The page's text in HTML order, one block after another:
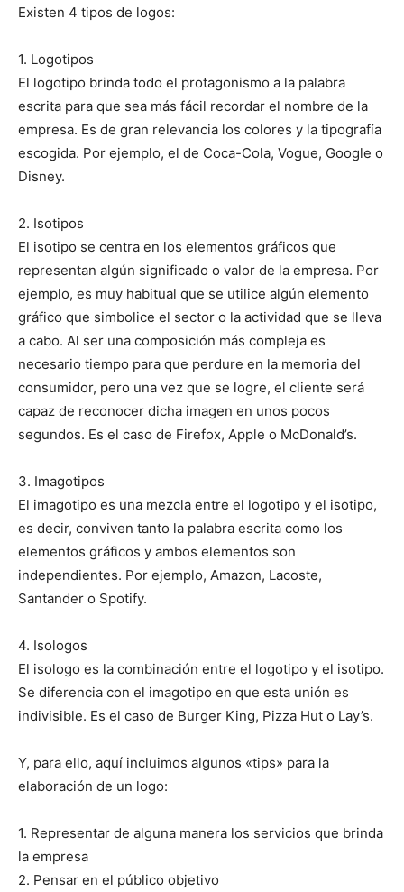
Existen 4 tipos de logos:
1. Logotipos
El logotipo brinda todo el protagonismo a la palabra
escrita para que sea más fácil recordar el nombre de la
empresa. Es de gran relevancia los colores y la tipografía
escogida. Por ejemplo, el de Coca-Cola, Vogue, Google o
Disney.
2. Isotipos
El isotipo se centra en los elementos gráficos que
representan algún significado o valor de la empresa. Por
ejemplo, es muy habitual que se utilice algún elemento
gráfico que simbolice el sector o la actividad que se lleva
a cabo. Al ser una composición más compleja es
necesario tiempo para que perdure en la memoria del
consumidor, pero una vez que se logre, el cliente será
capaz de reconocer dicha imagen en unos pocos
segundos. Es el caso de Firefox, Apple o McDonald’s.
3. Imagotipos
El imagotipo es una mezcla entre el logotipo y el isotipo,
es decir, conviven tanto la palabra escrita como los
elementos gráficos y ambos elementos son
independientes. Por ejemplo, Amazon, Lacoste,
Santander o Spotify.
4. Isologos
El isologo es la combinación entre el logotipo y el isotipo.
Se diferencia con el imagotipo en que esta unión es
indivisible. Es el caso de Burger King, Pizza Hut o Lay’s.
Y, para ello, aquí incluimos algunos «tips» para la
elaboración de un logo:
1. Representar de alguna manera los servicios que brinda
la empresa
2. Pensar en el público objetivo